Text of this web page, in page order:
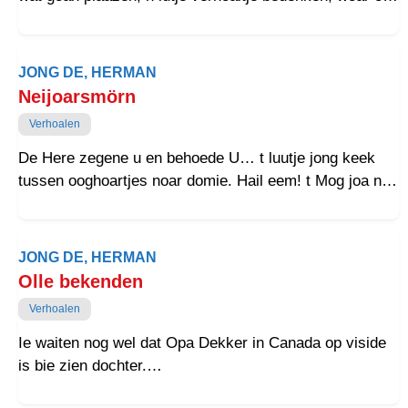
tied?
JONG DE, HERMAN
Neijoarsmörn
Verhoalen
De Here zegene u en behoede U… t luutje jong keek
tussen ooghoartjes noar domie. Hail eem! t Mog joa nait
arms omhoog en wuifde n beetje… net als Jezus op de
wolken in de kinderbiebel. Dat was t mooiste ploatje in
Biebel…
JONG DE, HERMAN
Olle bekenden
Verhoalen
Ie waiten nog wel dat Opa Dekker in Canada op viside
is bie zien dochter.